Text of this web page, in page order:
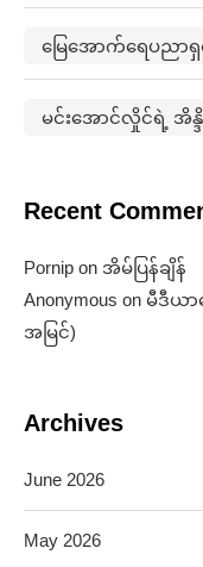
မြေအောက်ရေပညာရှ
Recent
Pornip on အိမ်ပြန်ချိန်
Anonymous on မီဒီယာ
အမြင်)
Archives
June 2026
May 2026